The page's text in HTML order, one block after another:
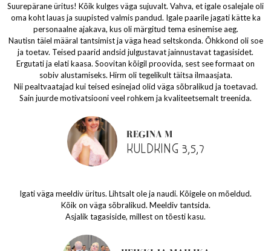
Suurepärane üritus! Kõik kulges väga sujuvalt. Vahva, et igale osalejale oli
oma koht lauas ja suupisted valmis pandud. Igale paarile jagati kätte ka
personaalne ajakava, kus oli märgitud tema esinemise aeg.
Nautisn täiel määral tantsimist ja väga head seltskonda. Õhkkond oli soe
ja toetav. Teised paarid andsid julgustavat jainnustavat tagasisidet.
Ergutati ja elati kaasa. Soovitan kõigil proovida, sest see formaat on
sobiv alustamiseks. Hirm oli tegelikult täitsa ilmaasjata.
Nii pealtvaatajad kui teised esinejad olid väga sõbralikud ja toetavad.
Sain juurde motivatsiooni veel rohkem ja kvaliteetsemalt treenida.
REGINA M
KULDKING 3,5,7
Igati väga meeldiv üritus. Lihtsalt ole ja naudi. Kõigele on mõeldud.
Kõik on väga sõbralikud. Meeldiv tantsida.
Asjalik tagasiside, millest on tõesti kasu.